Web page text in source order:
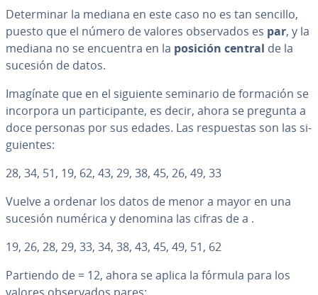
De­te­r­mi­nar la mediana en este caso no es tan sencillo,
puesto que el número de valores ob­se­r­va­dos es par, y la
mediana no se encuentra en la posición central de la
sucesión de datos.
Imagínate que en el siguiente seminario de formación se
incorpora un pa­r­ti­ci­pa­n­te, es decir, ahora se pregunta a
doce personas por sus edades. Las re­s­pue­s­tas son las si­
guie­n­tes:
28, 34, 51, 19, 62, 43, 29, 38, 45, 26, 49, 33
Vuelve a ordenar los datos de menor a mayor en una
sucesión numérica y denomina las cifras de a .
19, 26, 28, 29, 33, 34, 38, 43, 45, 49, 51, 62
Partiendo de = 12, ahora se aplica la fórmula para los